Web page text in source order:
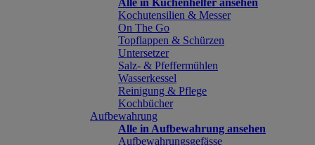
Alle in Küchenhelfer ansehen
Kochutensilien & Messer
On The Go
Topflappen & Schürzen
Untersetzer
Salz- & Pfeffermühlen
Wasserkessel
Reinigung & Pflege
Kochbücher
Aufbewahrung
Alle in Aufbewahrung ansehen
Aufbewahrungsgefässe